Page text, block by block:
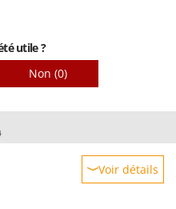
utile ?
Non (0)
Voir détails